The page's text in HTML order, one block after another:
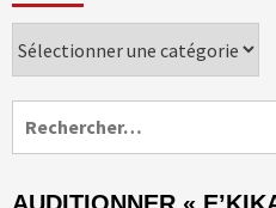
Catégories